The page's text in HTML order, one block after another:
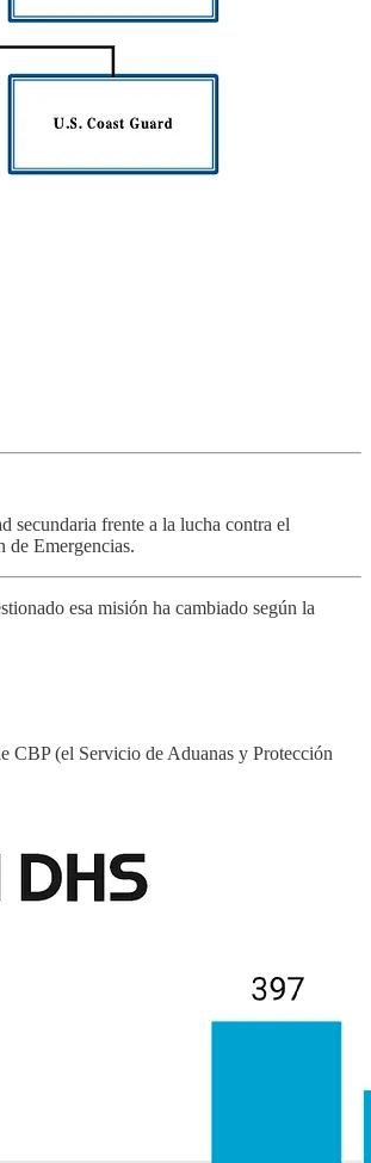
secundaria frente a la lucha contra el
de Emergencias.
esa misión ha cambiado según la
CBP (el Servicio de Aduanas y Protección